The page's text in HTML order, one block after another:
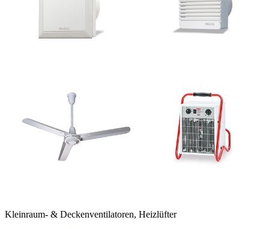
Kleinraum- & Deckenventilatoren, Heizlüfter